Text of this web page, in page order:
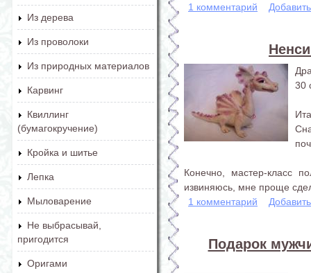
Из дерева
Из проволоки
Из природных материалов
Карвинг
Квиллинг
(бумагокручение)
Кройка и шитье
Лепка
Мыловарение
Не выбрасывай,
пригодится
Оригами
1 комментарий
30
Конечно, мастер-класс
извиняюсь, мне проще
1 комментарий
Подарок